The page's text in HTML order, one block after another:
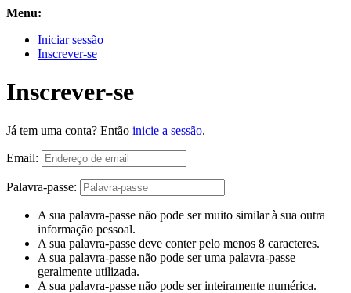
Menu:
Iniciar sessão
Inscrever-se
Inscrever-se
Já tem uma conta? Então inicie a sessão.
Email:
Palavra-passe:
A sua palavra-passe não pode ser muito similar à sua outra
informação pessoal.
A sua palavra-passe deve conter pelo menos 8 caracteres.
A sua palavra-passe não pode ser uma palavra-passe
geralmente utilizada.
A sua palavra-passe não pode ser inteiramente numérica.